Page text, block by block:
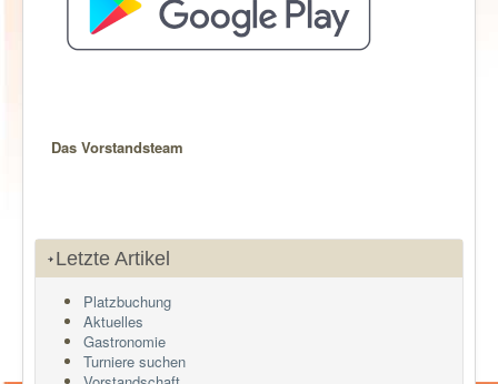
Das Vorstandsteam
Letzte Artikel
Platzbuchung
Aktuelles
Gastronomie
Turniere suchen